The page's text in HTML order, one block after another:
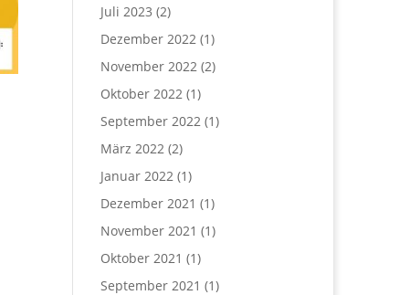
Juli 2023 (2)
Dezember 2022(1)
November 2022(2)
Oktober 2022(1)
September 2022(1)
März 2022(2)
Januar 2022(1)
Dezember 2021 (1)
November 2021 (1)
Oktober 2021 (1)
September 2021 (1)